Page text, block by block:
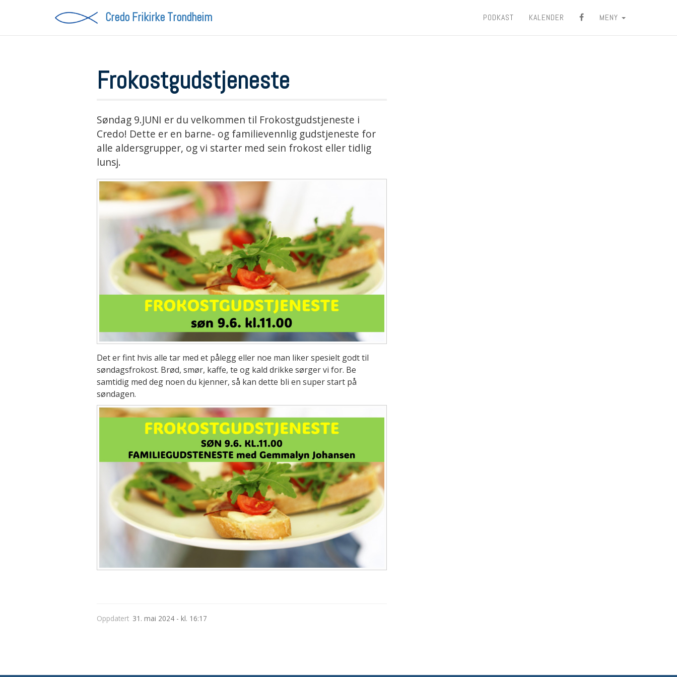
Credo Frikirke Trondheim PODKAST KALENDER MENY
Frokostgudstjeneste
Søndag 9.JUNI er du velkommen til Frokostgudstjeneste i
Credo! Dette er en barne- og familievennlig gudstjeneste for
alle aldersgrupper, og vi starter med sein frokost eller tidlig
lunsj.
Det er fint hvis alle tar med et pålegg eller noe man liker spesielt godt til
søndagsfrokost. Brød, smør, kaffe, te og kald drikke sørger vi for. Be
samtidig med deg noen du kjenner, så kan dette bli en super start på
søndagen.
Oppdatert 31. mai 2024 - kl. 16:17